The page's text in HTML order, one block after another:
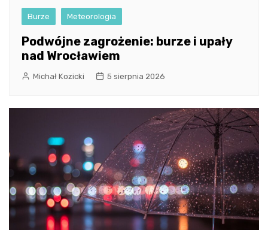
Burze Meteorologia
Podwójne zagrożenie: burze i upały
nad Wrocławiem
Michał Kozicki 5 sierpnia 2026